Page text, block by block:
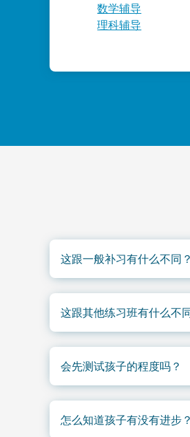
数学辅导
理科辅导
这跟一般补习有什么不同？
是练到成为肌肉记忆。
这跟其他练习班有什么不
步，还包含免费
会先测试孩子的程度吗？
怎么知道孩子有没有进步？